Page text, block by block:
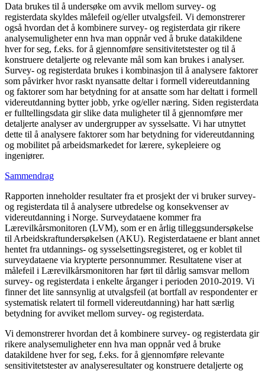
Data brukes til å undersøke om avvik mellom survey- og
registerdata skyldes målefeil og/eller utvalgsfeil. Vi demonstrerer
også hvordan det å kombinere survey- og registerdata gir rikere
analysemuligheter enn hva man oppnår ved å bruke datakildene
hver for seg, f.eks. for å gjennomføre sensitivitetstester og til å
konstruere detaljerte og relevante mål som kan brukes i analyser.
Survey- og registerdata brukes i kombinasjon til å analysere faktorer
som påvirker hvor raskt nyansatte deltar i formell videreutdanning
og faktorer som har betydning for at ansatte som har deltatt i formell
videreutdanning bytter jobb, yrke og/eller næring. Siden registerdata
er fulltellingsdata gir slike data muligheter til å gjennomføre mer
detaljerte analyser av undergrupper av sysselsatte. Vi har utnyttet
dette til å analysere faktorer som har betydning for videreutdanning
og mobilitet på arbeidsmarkedet for lærere, sykepleiere og
ingeniører.
Sammendrag
Rapporten inneholder resultater fra et prosjekt der vi bruker survey-
og registerdata til å analysere utbredelse og konsekvenser av
videreutdanning i Norge. Surveydataene kommer fra
Lærevilkårsmonitoren (LVM), som er en årlig tilleggsundersøkelse
til Arbeidskraftundersøkelsen (AKU). Registerdataene er blant annet
hentet fra utdannings- og sysselsettingsregisteret, og er koblet til
surveydataene via krypterte personnummer. Resultatene viser at
målefeil i Lærevilkårsmonitoren har ført til dårlig samsvar mellom
survey- og registerdata i enkelte årganger i perioden 2010-2019. Vi
finner det lite sannsynlig at utvalgsfeil (at bortfall av respondenter er
systematisk relatert til formell videreutdanning) har hatt særlig
betydning for avviket mellom survey- og registerdata.
Vi demonstrerer hvordan det å kombinere survey- og registerdata gir
rikere analysemuligheter enn hva man oppnår ved å bruke
datakildene hver for seg, f.eks. for å gjennomføre relevante
sensitivitetstester av analyseresultater og konstruere detaljerte og